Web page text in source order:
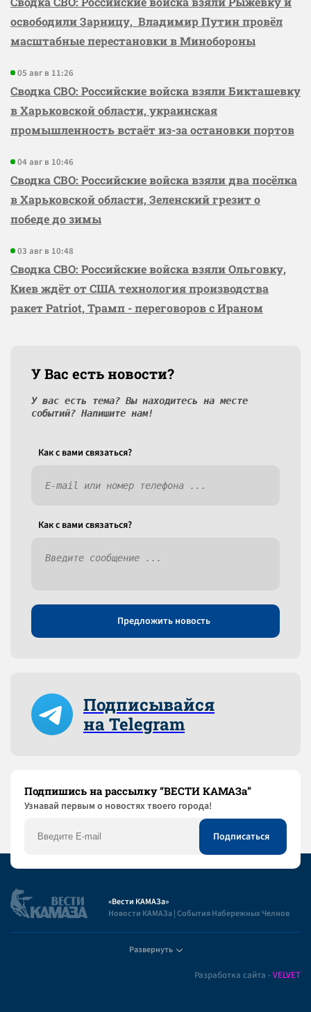
освободили Зарницу, Владимир Путин провёл
масштабные перестановки в Минобороны
05 авг в 11:26
Сводка СВО: Российские войска взяли Бикташевку
в Харьковской области, украинская
промышленность встаёт из-за остановки портов
04 авг в 10:46
Сводка СВО: Российские войска взяли два посёлка
в Харьковской области, Зеленский грезит о
победе до зимы
03 авг в 10:48
Сводка СВО: Российские войска взяли Ольговку,
Киев ждёт от США технология производства
ракет Patriot, Трамп - переговоров с Ираном
У Вас есть новости?
У вас есть тема? Вы находитесь на месте
событий? Напишите нам!
Как c вами связаться?
Как c вами связаться?
Предложить новость
Подписывайся
на Telegram
Подпишись на рассылку “ВЕСТИ КАМАЗа”
Узнaвай первым о новостях твоего города!
«Вести КАМАЗа»
Новости КАМАЗа | События Набережных Челнов
Развернуть
Разработка сайта -VELVET